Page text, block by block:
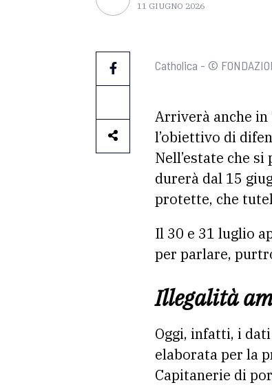
11 GIUGNO 2026
Catholica - ©
Arriverà anche in
l’obiettivo di
Nell’estate che
durerà dal 15
protette, che
Il 30 e 31 luglio
per parlare,
Illegalità
Oggi, infatti, i
elaborata per la
Capitanerie di